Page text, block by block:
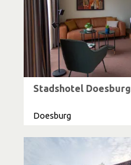
Stadshotel Doesburg
Doesburg